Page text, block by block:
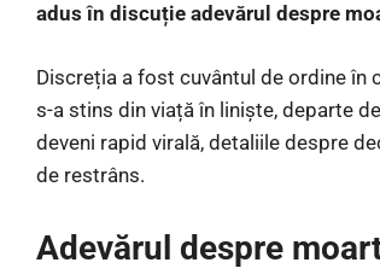
adus în discuție adevărul despre
Discreția a fost cuvântul de ordine în
s-a stins din viață în liniște, departe
deveni rapid virală, detaliile despre
de restrâns.
Adevărul despre